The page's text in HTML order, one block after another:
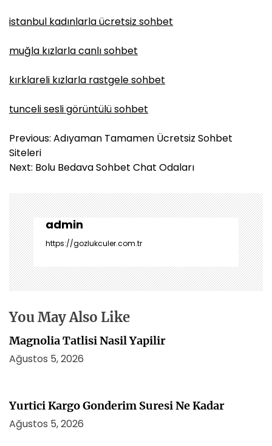
istanbul kadınlarla ücretsiz sohbet
muğla kızlarla canlı sohbet
kırklareli kızlarla rastgele sohbet
tunceli sesli görüntülü sohbet
Y
a
z
g
e
z
i
n
m
e
i
Previous: Adıyaman Tamamen Ücretsiz Sohbet
Siteleri
Next: Bolu Bedava Sohbet Chat Odaları
admin
https://gozlukculer.com.tr
You May Also Like
Magnolia Tatlisi Nasil Yapilir
Ağustos 5, 2026
Yurtici Kargo Gonderim Suresi Ne Kadar
Ağustos 5, 2026